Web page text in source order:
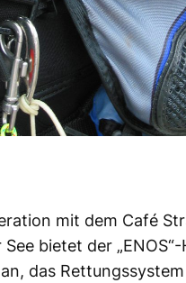
mit dem Café
bietet der
das